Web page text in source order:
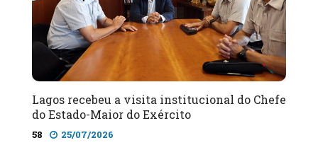
Lagos recebeu a visita institucional do Chefe
do Estado-Maior do Exército
58 25/07/2026